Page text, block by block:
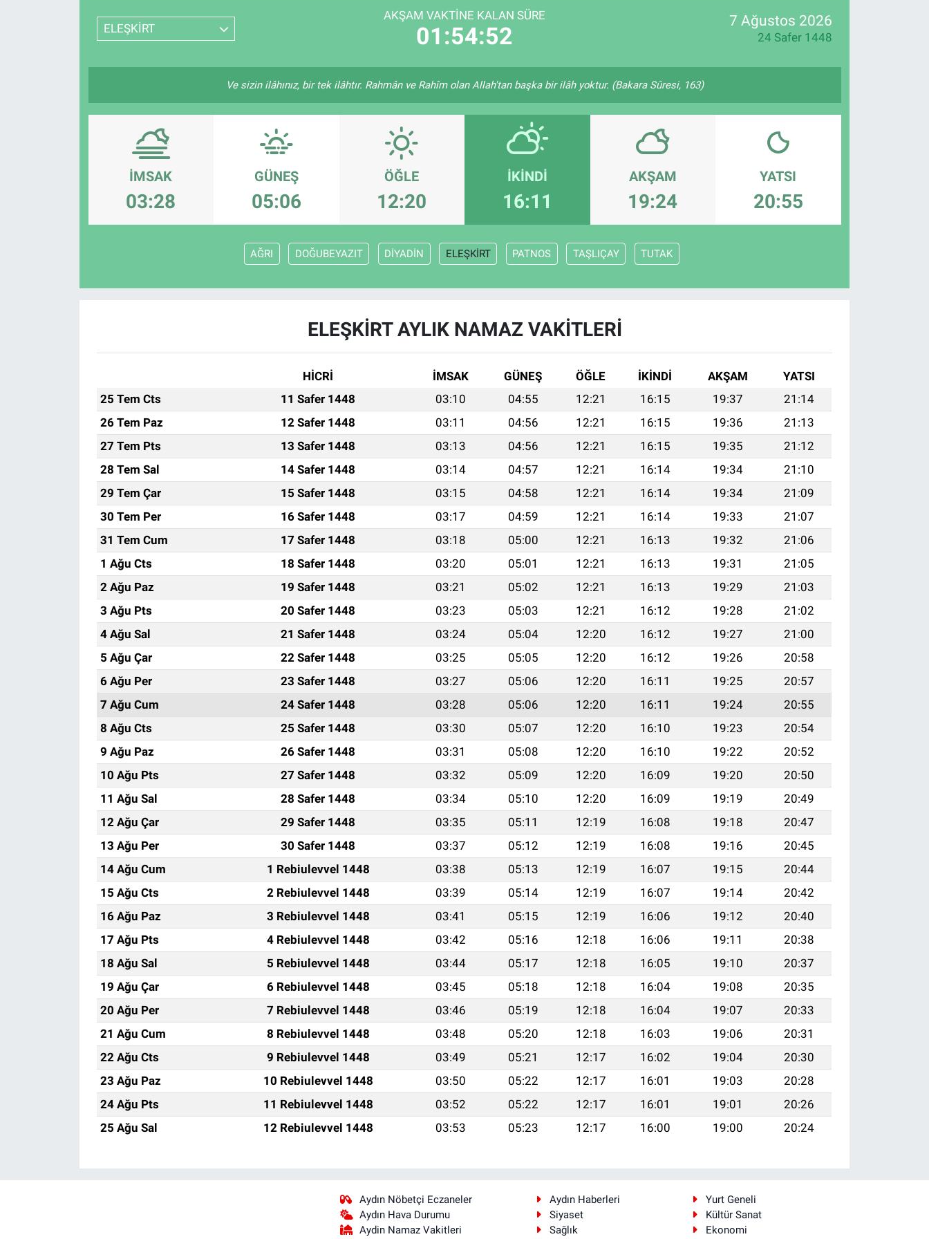
ELEŞKİRT
AKŞAM VAKTINE KALAN SÜRE
01:54:52
7 Ağustos 2026
24 Safer 1448
Ve sizin ilâhınız, bir tek ilâhtır. Rahmân ve Rahîm olan Allah'tan başka bir ilâh yoktur. (Bakara Sûresi, 163)
İMSAK
03:28
GÜNEŞ
05:06
ÖĞLE
12:20
İKINDI
16:11
AKŞAM
19:24
YATSI
20:55
AĞRI DOĞUBEYAZIT DİYADİN ELEŞKİRT PATNOS TAŞLIÇAY TUTAK
ELEŞKİRT AYLIK NAMAZ VAKITLERI
HİCRİ İMSAK GÜNEŞ ÖĞLE İKINDI AKŞAM
YATSI
25 Tem Cts
11 Safer 1448 03:10 04:55 12:21 16:15 19:37
21:14
26 Tem Paz
12 Safer 1448 03:11 04:56 12:21 16:15 19:36
21:13
27 Tem Pts
13 Safer 1448 03:13 04:56 12:21 16:15 19:35
21:12
28 Tem Sal
14 Safer 1448 03:14 04:57 12:21 16:14 19:34
21:10
29 Tem Çar
15 Safer 1448 03:15 04:58 12:21 16:14 19:34
21:09
30 Tem Per
16 Safer 1448 03:17 04:59 12:21 16:14 19:33
21:07
31 Tem Cum
17 Safer 1448 03:18 05:00 12:21 16:13 19:32
21:06
1 Ağu Cts
18 Safer 1448 03:20 05:01 12:21 16:13 19:31
21:05
2 Ağu Paz
19 Safer 1448 03:21 05:02 12:21 16:13 19:29
21:03
3 Ağu Pts
20 Safer 1448 03:23 05:03 12:21 16:12 19:28
21:02
4 Ağu Sal
21 Safer 1448 03:24 05:04 12:20 16:12 19:27
21:00
5 Ağu Çar
22 Safer 1448 03:25 05:05 12:20 16:12 19:26
20:58
6 Ağu Per
23 Safer 1448 03:27 05:06 12:20 16:11 19:25
20:57
7 Ağu Cum
24 Safer 1448 03:28 05:06 12:20 16:11 19:24
20:55
8 Ağu Cts
25 Safer 1448 03:30 05:07 12:20 16:10 19:23
20:54
9 Ağu Paz
26 Safer 1448 03:31 05:08 12:20 16:10 19:22
20:52
10 Ağu Pts
27 Safer 1448 03:32 05:09 12:20 16:09 19:20
20:50
11 Ağu Sal
28 Safer 1448 03:34 05:10 12:20 16:09 19:19
20:49
12 Ağu Çar
29 Safer 1448 03:35 05:11 12:19 16:08 19:18
20:47
13 Ağu Per
30 Safer 1448 03:37 05:12 12:19 16:08 19:16
20:45
14 Ağu Cum
1 Rebiulevvel 1448 03:38 05:13 12:19 16:07 19:15
20:44
15 Ağu Cts
2 Rebiulevvel 1448 03:39 05:14 12:19 16:07 19:14
20:42
16 Ağu Paz
3 Rebiulevvel 1448 03:41 05:15 12:19 16:06 19:12
20:40
17 Ağu Pts
4 Rebiulevvel 1448 03:42 05:16 12:18 16:06 19:11
20:38
18 Ağu Sal
5 Rebiulevvel 1448 03:44 05:17 12:18 16:05 19:10
20:37
19 Ağu Çar
6 Rebiulevvel 1448 03:45 05:18 12:18 16:04 19:08
20:35
20 Ağu Per
7 Rebiulevvel 1448 03:46 05:19 12:18 16:04 19:07
20:33
21 Ağu Cum
8 Rebiulevvel 1448 03:48 05:20 12:18 16:03 19:06
20:31
22 Ağu Cts
9 Rebiulevvel 1448 03:49 05:21 12:17 16:02 19:04
20:30
23 Ağu Paz
10 Rebiulevvel 1448 03:50 05:22 12:17 16:01 19:03
20:28
24 Ağu Pts
11 Rebiulevvel 1448 03:52 05:22 12:17 16:01 19:01
20:26
25 Ağu Sal
12 Rebiulevvel 1448 03:53 05:23 12:17 16:00 19:00 20:24
Aydın Nöbetçi Eczaneler
Aydın Hava Durumu
Aydin Namaz Vakitleri
Aydın Haberleri
Yurt Geneli
Siyaset
Kültür Sanat
Sağlık
Ekonomi